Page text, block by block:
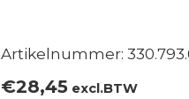
Artikelnummer:
€28,45 excl.BTW